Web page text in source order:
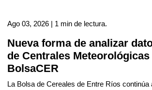
Ago 03, 2026 | 1 min de lectura.
Nueva forma de analizar
de Centrales Meteorológicas
BolsaCER
La Bolsa de Cereales de Entre Ríos continúa